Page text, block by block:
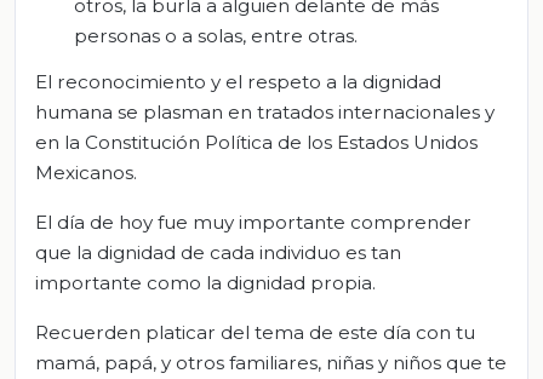
otros, la burla a alguien delante de más
personas o a solas, entre otras.
El reconocimiento y el respeto a la dignidad
humana se plasman en tratados internacionales y
en la Constitución Política de los Estados Unidos
Mexicanos.
El día de hoy fue muy importante comprender
que la dignidad de cada individuo es tan
importante como la dignidad propia.
Recuerden platicar del tema de este día con tu
mamá, papá, y otros familiares, niñas y niños que te